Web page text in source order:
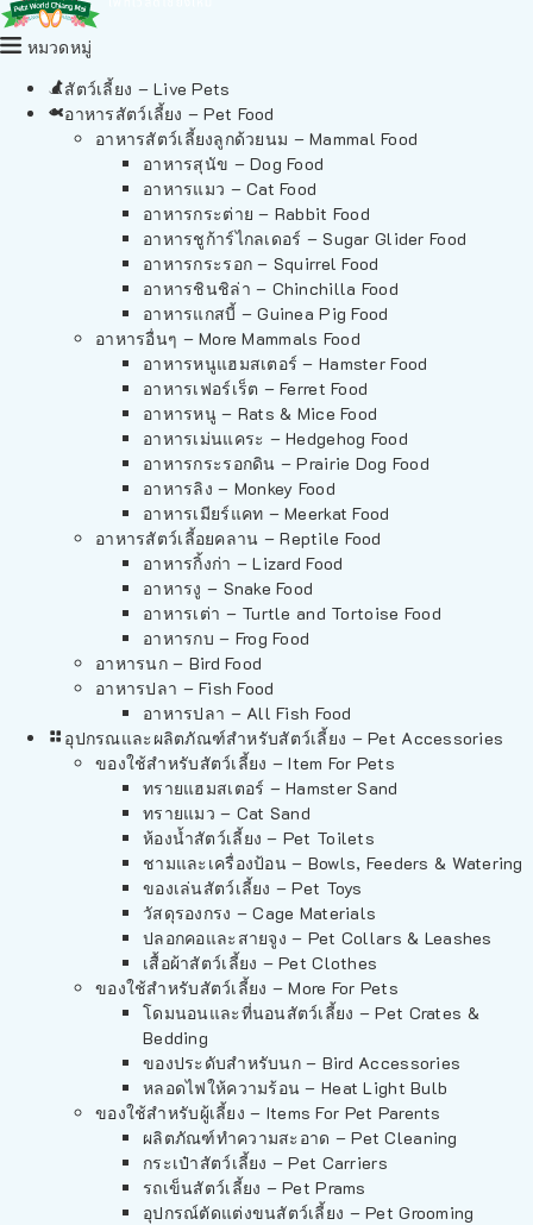
หมวดหมู่
สัตว์เลี้ยง – Live Pets
อาหารสัตว์เลี้ยง – Pet Food
อาหารสัตว์เลี้ยงลูกด้วยนม – Mammal Food
อาหารสุนัข – Dog Food
อาหารแมว – Cat Food
อาหารกระต่าย – Rabbit Food
อาหารชูก้าร์ไกลเดอร์ – Sugar Glider Food
อาหารกระรอก – Squirrel Food
อาหารชินชิล่า – Chinchilla Food
อาหารแกสบี้ – Guinea Pig Food
อาหารอื่นๆ – More Mammals Food
อาหารหนูแฮมสเตอร์ – Hamster Food
อาหารเฟอร์เร็ต – Ferret Food
อาหารหนู – Rats & Mice Food
อาหารเม่นแคระ – Hedgehog Food
อาหารกระรอกดิน – Prairie Dog Food
อาหารลิง – Monkey Food
อาหารเมียร์แคท – Meerkat Food
อาหารสัตว์เลี้อยคลาน – Reptile Food
อาหารกิ้งก่า – Lizard Food
อาหารงู – Snake Food
อาหารเต่า – Turtle and Tortoise Food
อาหารกบ – Frog Food
อาหารนก – Bird Food
อาหารปลา – Fish Food
อาหารปลา – All Fish Food
อุปกรณและผลิตภัณฑ์สำหรับสัตว์เลี้ยง – Pet Accessories
ของใช้สำหรับสัตว์เลี้ยง – Item For Pets
ทรายแฮมสเตอร์ – Hamster Sand
ทรายแมว – Cat Sand
ห้องน้ำสัตว์เลี้ยง – Pet Toilets
ชามและเครื่องป้อน – Bowls, Feeders & Watering
ของเล่นสัตว์เลี้ยง – Pet Toys
วัสดุรองกรง – Cage Materials
ปลอกคอและสายจูง – Pet Collars & Leashes
เสื้อผ้าสัตว์เลี้ยง – Pet Clothes
ของใช้สำหรับสัตว์เลี้ยง – More For Pets
โดมนอนและที่นอนสัตว์เลี้ยง – Pet Crates &
Bedding
ของประดับสำหรับนก – Bird Accessories
หลอดไฟให้ความร้อน – Heat Light Bulb
ของใช้สำหรับผู้เลี้ยง – Items For Pet Parents
ผลิตภัณฑ์ทำความสะอาด – Pet Cleaning
กระเป๋าสัตว์เลี้ยง – Pet Carriers
รถเข็นสัตว์เลี้ยง – Pet Prams
อุปกรณ์ตัดแต่งขนสัตว์เลี้ยง – Pet Grooming